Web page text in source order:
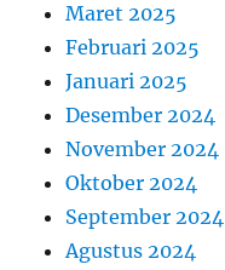
Maret 2025
Februari 2025
Januari 2025
Desember 2024
November 2024
Oktober 2024
September 2024
Agustus 2024